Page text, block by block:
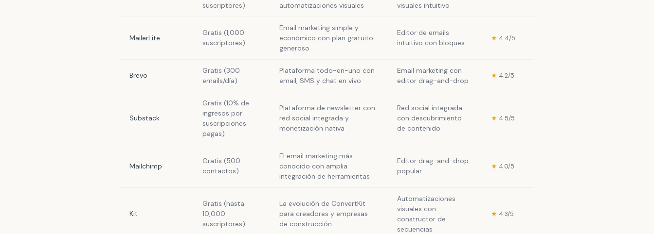
suscriptores)
automatizaciones visuales
visuales intuitivo
MailerLite
Gratis (1,000
suscriptores)
Email marketing simple y
económico con plan gratuito
generoso
Editor de emails
intuitivo con bloques
★ 4.4/5
Brevo
Gratis (300
emails/día)
Plataforma todo-en-uno con
email, SMS y chat en vivo
Email marketing con
editor drag-and-drop
★ 4.2/5
Substack
Gratis (10% de
ingresos por
suscripciones
pagas)
Plataforma de newsletter con
red social integrada y
monetización nativa
Red social integrada
con descubrimiento
de contenido
★ 4.5/5
Mailchimp
Gratis (500
contactos)
El email marketing más
conocido con amplia
integración de herramientas
Editor drag-and-drop
popular
★ 4.0/5
Kit
Gratis (hasta
10,000
suscriptores)
La evolución de ConvertKit
para creadores y empresas
de construcción
Automatizaciones
visuales con
constructor de
secuencias
★ 4.3/5